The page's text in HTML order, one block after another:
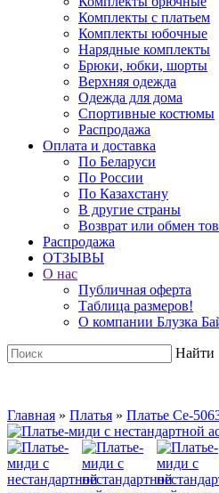
Комплекты с платьем
Комплекты юбочные
Нарядные комплекты
Брюки, юбки, шорты
Верхняя одежда
Одежда для дома
Спортивные костюмы
Распродажа
Оплата и доставка
По Беларуси
По России
По Казахстану
В другие страны
Возврат или обмен
Распродажа
ОТЗЫВЫ
О нас
Публичная оферта
Таблица размеров!
О компании Блузка
Найти
Главная » Платья » Платье Ce-